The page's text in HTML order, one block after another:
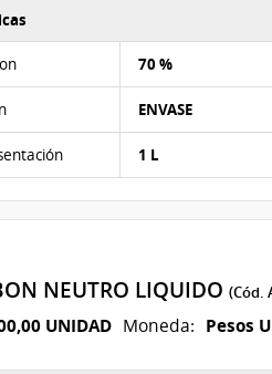
70 %
ENVASE
1 L
NEUTRO LIQUIDO (Cód.
UNIDAD Moneda: Pesos